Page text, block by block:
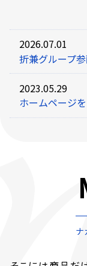
2026.07.01
折兼グループ
2023.05.29
ホームページ
ナ